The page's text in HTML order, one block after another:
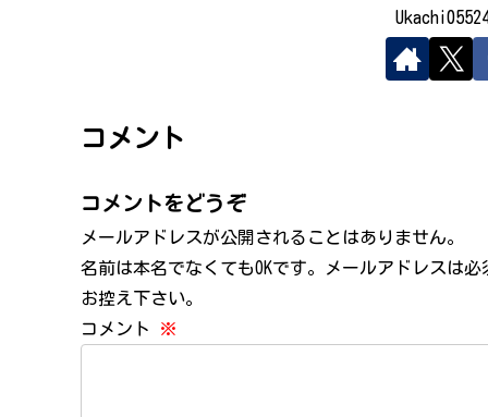
コメント
コメントをどうぞ
メールアドレスが公開されることはありません。
名前は本名でなくてもOKです。メールアドレスは
お控え下さい。
コメント
※